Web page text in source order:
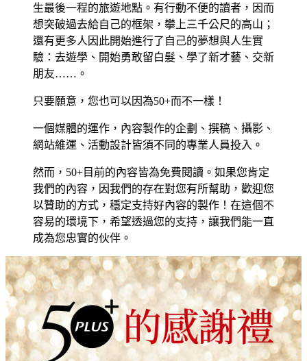
生最後一程的旅遊地點。有行動不便的讀者，因而
想突破過去給自己的框架，攀上三千公尺的高山；
還有更多人因此開始進行了自己的夢想與人生實
驗：去遊學、開始勇敢留白髮、學了新才藝、交新
朋友……。
只要願意，您也可以因為50+而不一樣！
一個媒體的運作，內容製作的企劃、撰稿、攝影、
網站維運、活動設計皆須不同的專業人員投入。
然而，50+目前的內容皆為免費閱讀。如果您肯定
我們的內容，因我們的存在對您有所幫助，歡迎您
以贊助的方式，穩定支持好內容的製作！在這個不
容易的環境下，希望透過您的支持，讓我們能一直
成為您忠實的伙伴。